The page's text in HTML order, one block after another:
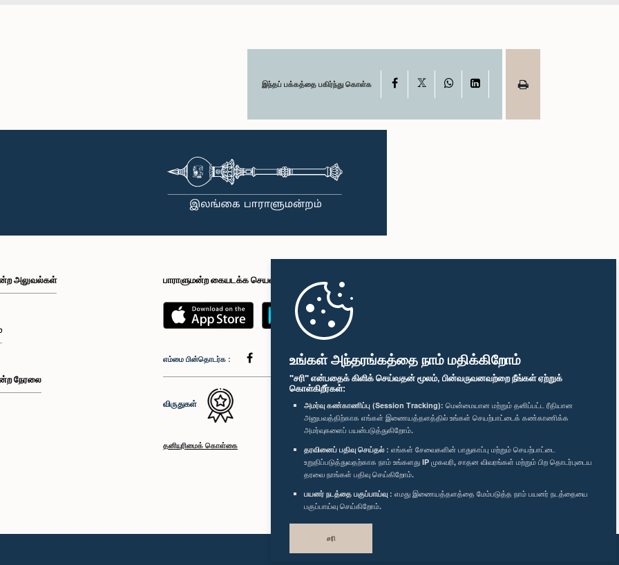
உங்கள் அந்தரங்கத்தை நாம் மதிக்கிறோம்
"சரி" என்பதைக் கிளிக் செய்வதன் மூலம், பின்வருவனவற்றை நீங்கள் ஏற்றுக்
கொள்கிறீர்கள்:
அமர்வு கண்காணிப்பு (Session Tracking): மென்மையான மற்றும் தனிப்பட்ட ரீதியான
அனுபவத்திற்காக எங்கள் இணையத்தளத்தில் உங்கள் செயற்பாட்டைக் கண்காணிக்க
அமர்வுகளைப் பயன்படுத்துகிறோம்.
தரவினைப் பதிவு செய்தல் : எங்கள் சேவைகளின் பாதுகாப்பு மற்றும் செயற்பாட்டை
உறுதிப்படுத்துவதற்காக நாம் உங்களது IP முகவரி, சாதன விவரங்கள் மற்றும் பிற தொடர்புடைய
தரவை நாங்கள் பதிவு செய்கிறோம்.
பயனர் நடத்தை பகுப்பாய்வு : எமது இணையத்தளத்தை மேம்படுத்த நாம் பயனர் நடத்தையை
பகுப்பாய்வு செய்கிறோம்.
சரி
இந்தப் பக்கத்தை பகிர்ந்து கொள்க Facebook WhatsAppLinkedIn
அலுவல்கள்
நேரலை
பாராளுமன்ற கையடக்க செயலி
எம்மை பின்தொடர்க :
விருதுகள்
தனியுரிமைக் கொள்கை